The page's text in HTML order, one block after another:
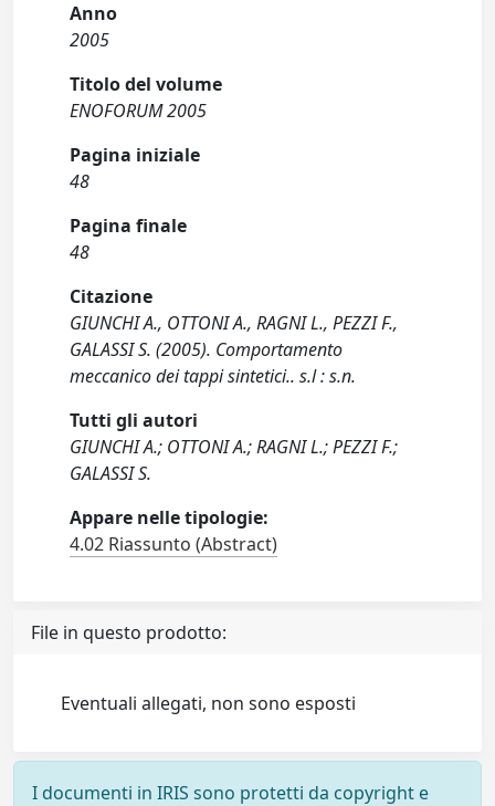
Anno
2005
Titolo del volume
ENOFORUM 2005
Pagina iniziale
48
Pagina finale
48
Citazione
GIUNCHI A., OTTONI A., RAGNI L., PEZZI F.,
GALASSI S. (2005). Comportamento
meccanico dei tappi sintetici.. s.l : s.n.
Tutti gli autori
GIUNCHI A.; OTTONI A.; RAGNI L.; PEZZI F.;
GALASSI S.
Appare nelle tipologie:
4.02 Riassunto (Abstract)
File in questo prodotto:
Eventuali allegati, non sono esposti
I documenti in IRIS sono protetti da copyright e